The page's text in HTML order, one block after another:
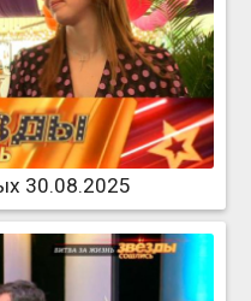
30.08.2025